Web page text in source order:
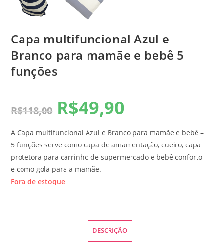
Capa multifuncional Azul e
Branco para mamãe e bebê 5
funções
R$118,00 R$49,90
A Capa multifuncional Azul e Branco para mamãe e bebê –
5 funções serve como capa de amamentação, cueiro, capa
protetora para carrinho de supermercado e bebê conforto
e como gola para a mamãe.
Fora de estoque
DESCRIÇÃO